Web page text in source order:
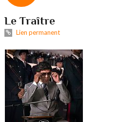
Le Traître
Lien permanent